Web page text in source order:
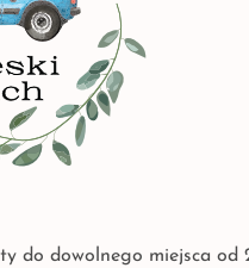
do dowolnego miejsca od